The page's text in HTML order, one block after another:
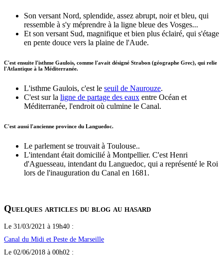
Son versant Nord, splendide, assez abrupt, noir et bleu, qui
ressemble à s'y méprendre à la ligne bleue des Vosges...
Et son versant Sud, magnifique et bien plus éclairé, qui s'étage
en pente douce vers la plaine de l'Aude.
C'est ensuite l'isthme Gaulois, comme l'avait désigné Strabon (géographe Grec), qui relie
l'Atlantique à la Méditerranée.
L'isthme Gaulois, c'est le seuil de Naurouze.
C'est sur la ligne de partage des eaux entre Océan et
Méditerranée, l'endroit où culmine le Canal.
C'est aussi l'ancienne province du Languedoc.
Le parlement se trouvait à Toulouse..
L'intendant était domicilié à Montpellier. C'est Henri
d'Aguesseau, intendant du Languedoc, qui a représenté le Roi
lors de l'inauguration du Canal en 1681.
Quelques articles du blog au hasard
Le 31/03/2021 à 19h40 :
Canal du Midi et Peste de Marseille
Le 02/06/2018 à 00h02 :